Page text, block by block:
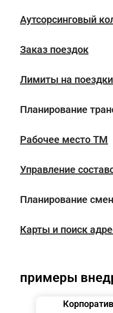
Аутсорсинговый
Заказ поездок
Лимиты на поездки
Планирование
Рабочее место ТМ
Управление
Планирование смен
Карты и поиск
примеры